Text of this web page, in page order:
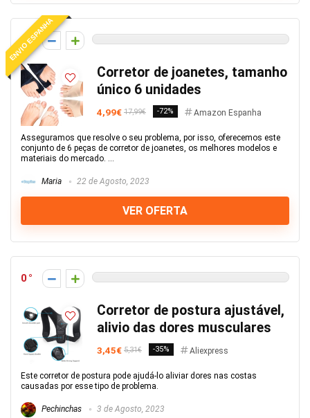
ENVIO ESPANHA
0
Corretor de joanetes, tamanho
único 6 unidades
4,99€ 17,99€ -72% Amazon Espanha
Asseguramos que resolve o seu problema, por isso, oferecemos este
conjunto de 6 peças de corretor de joanetes, os melhores modelos e
materiais do mercado. ...
Maria 22 de Agosto, 2023
VER OFERTA
0
Corretor de postura ajustável,
alivio das dores musculares
3,45€ 5,31€ -35% Aliexpress
Este corretor de postura pode ajudá-lo aliviar dores nas costas
causadas por esse tipo de problema.
Pechinchas 3 de Agosto, 2023